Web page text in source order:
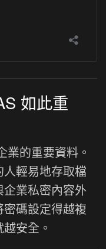
如此重
業的重要資料。
輕易地存取檔
業私密內容外
碼設定得越複
安全。